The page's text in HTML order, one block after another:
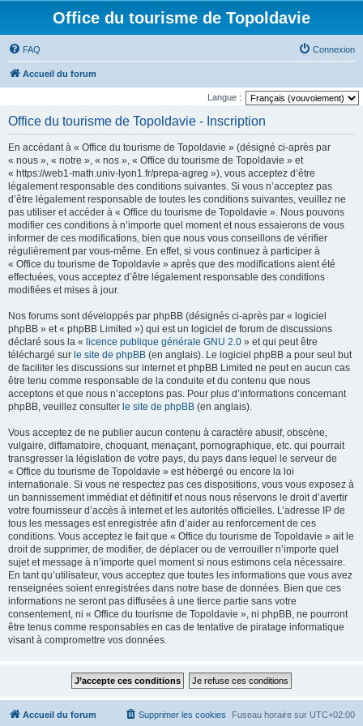
Office du tourisme de Topoldavie
FAQ Connexion
Accueil du forum
Langue :
Office du tourisme de Topoldavie - Inscription
En accédant à « Office du tourisme de Topoldavie » (désigné ci-après par
« nous », « notre », « nos », « Office du tourisme de Topoldavie » et
« https://web1-math.univ-lyon1.fr/prepa-agreg »), vous acceptez d’être
légalement responsable des conditions suivantes. Si vous n’acceptez pas
d’être légalement responsable de toutes les conditions suivantes, veuillez ne
pas utiliser et accéder à « Office du tourisme de Topoldavie ». Nous pouvons
modifier ces conditions à n’importe quel moment et nous essaierons de vous
informer de ces modifications, bien que nous vous conseillons de vérifier
régulièrement par vous-même. En effet, si vous continuez à participer à
« Office du tourisme de Topoldavie » après que des modifications aient été
effectuées, vous acceptez d’être légalement responsable des conditions
modifiées et mises à jour.
Nos forums sont développés par phpBB (désignés ci-après par « logiciel
phpBB » et « phpBB Limited ») qui est un logiciel de forum de discussions
déclaré sous la « licence publique générale GNU 2.0 » et qui peut être
téléchargé sur le site de phpBB (en anglais). Le logiciel phpBB a pour seul but
de faciliter les discussions sur internet et phpBB Limited ne peut en aucun cas
être tenu comme responsable de la conduite et du contenu que nous
acceptons et que nous n’acceptons pas. Pour plus d’informations concernant
phpBB, veuillez consulter le site de phpBB (en anglais).
Vous acceptez de ne publier aucun contenu à caractère abusif, obscène,
vulgaire, diffamatoire, choquant, menaçant, pornographique, etc. qui pourrait
transgresser la législation de votre pays, du pays dans lequel le serveur de
« Office du tourisme de Topoldavie » est hébergé ou encore la loi
internationale. Si vous ne respectez pas ces dispositions, vous vous exposez à
un bannissement immédiat et définitif et nous nous réservons le droit d’avertir
votre fournisseur d’accès à internet et les autorités officielles. L’adresse IP de
tous les messages est enregistrée afin d’aider au renforcement de ces
conditions. Vous acceptez le fait que « Office du tourisme de Topoldavie » ait le
droit de supprimer, de modifier, de déplacer ou de verrouiller n’importe quel
sujet et message à n’importe quel moment si nous estimons cela nécessaire.
En tant qu’utilisateur, vous acceptez que toutes les informations que vous avez
renseignées soient enregistrées dans notre base de données. Bien que ces
informations ne seront pas diffusées à une tierce partie sans votre
consentement, ni « Office du tourisme de Topoldavie », ni phpBB, ne pourront
être tenus comme responsables en cas de tentative de piratage informatique
visant à compromettre vos données.
Accueil du forum Fuseau horaire sur UTC+02:00
Supprimer les cookies